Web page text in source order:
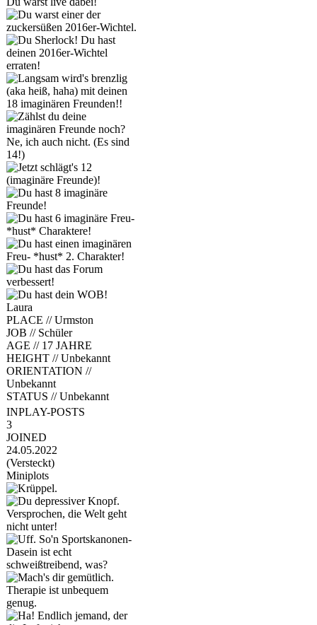
Laura
PLACE //Urmston
JOB // Schüler
AGE //17 JAHRE
HEIGHT //Unbekannt
ORIENTATION //
Unbekannt
STATUS //Unbekannt
INPLAY-POSTS
3
JOINED
24.05.2022
(Versteckt)
Miniplots